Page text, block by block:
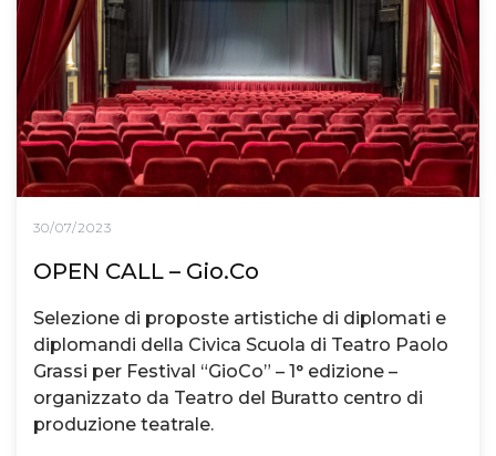
30/07/2023
OPEN CALL – Gio.Co
Selezione di proposte artistiche di diplomati e
diplomandi della Civica Scuola di Teatro Paolo
Grassi per Festival “GioCo” – 1° edizione –
organizzato da Teatro del Buratto centro di
produzione teatrale.